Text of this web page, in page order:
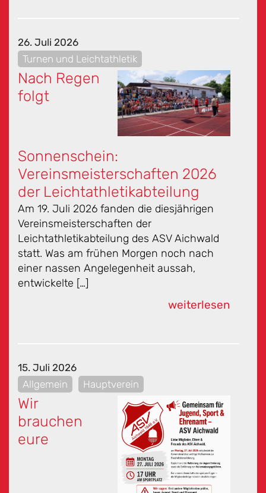
26. Juli 2026
Turnen und Leichtathletik
Nach Regen
folgt
Sonnenschein:
Vereinsmeisterschaften 2026
der Leichtathletikabteilung
Am 19. Juli 2026 fanden die diesjährigen
Vereinsmeisterschaften der
Leichtathletikabteilung des ASV Aichwald
statt. Was am frühen Morgen noch nach
einer nassen Angelegenheit aussah,
entwickelte […]
weiterlesen
15. Juli 2026
Allgemein
Hauptverein
Wir
brauchen
eure